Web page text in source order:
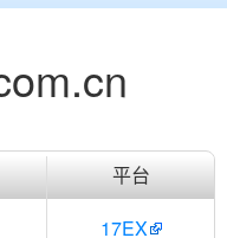
平台
17EX